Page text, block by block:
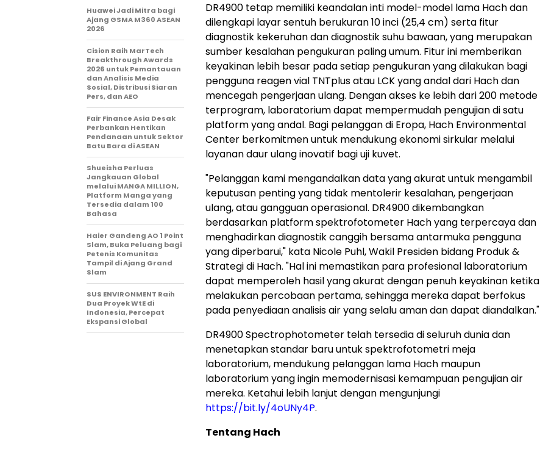
DR4900 tetap memiliki keandalan inti model-model lama Hach dan
dilengkapi layar sentuh berukuran 10 inci (25,4 cm) serta fitur
diagnostik kekeruhan dan diagnostik suhu bawaan, yang merupakan
sumber kesalahan pengukuran paling umum. Fitur ini memberikan
keyakinan lebih besar pada setiap pengukuran yang dilakukan bagi
pengguna reagen vial TNTplus atau LCK yang andal dari Hach dan
mencegah pengerjaan ulang. Dengan akses ke lebih dari 200 metode
terprogram, laboratorium dapat mempermudah pengujian di satu
platform yang andal. Bagi pelanggan di Eropa, Hach Environmental
Center berkomitmen untuk mendukung ekonomi sirkular melalui
layanan daur ulang inovatif bagi uji kuvet.
"Pelanggan kami mengandalkan data yang akurat untuk mengambil
keputusan penting yang tidak mentolerir kesalahan, pengerjaan
ulang, atau gangguan operasional. DR4900 dikembangkan
berdasarkan platform spektrofotometer Hach yang terpercaya dan
menghadirkan diagnostik canggih bersama antarmuka pengguna
yang diperbarui," kata Nicole Puhl, Wakil Presiden bidang Produk &
Strategi di Hach. "Hal ini memastikan para profesional laboratorium
dapat memperoleh hasil yang akurat dengan penuh keyakinan ketika
melakukan percobaan pertama, sehingga mereka dapat berfokus
pada penyediaan analisis air yang selalu aman dan dapat diandalkan."
DR4900 Spectrophotometer telah tersedia di seluruh dunia dan
menetapkan standar baru untuk spektrofotometri meja
laboratorium, mendukung pelanggan lama Hach maupun
laboratorium yang ingin memodernisasi kemampuan pengujian air
mereka. Ketahui lebih lanjut dengan mengunjungi
https://bit.ly/4oUNy4P.
Tentang Hach
Huawei Jadi Mitra bagi
Ajang GSMA M360 ASEAN
2026
Cision Raih MarTech
Breakthrough Awards
2026 untuk Pemantauan
dan Analisis Media
Sosial, Distribusi Siaran
Pers, dan AEO
Fair Finance Asia Desak
Perbankan Hentikan
Pendanaan untuk Sektor
Batu Bara di ASEAN
Shueisha Perluas
Jangkauan Global
melalui MANGA MILLION,
Platform Manga yang
Tersedia dalam 100
Bahasa
Haier Gandeng AO 1 Point
Slam, Buka Peluang bagi
Petenis Komunitas
Tampil di Ajang Grand
Slam
SUS ENVIRONMENT Raih
Dua Proyek WtE di
Indonesia, Percepat
Ekspansi Global